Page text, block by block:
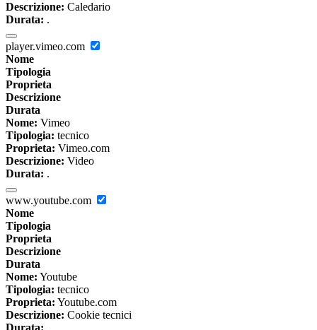
Descrizione: Caledario
Durata: .
player.vimeo.com
Nome
Tipologia
Proprieta
Descrizione
Durata
Nome: Vimeo
Tipologia: tecnico
Proprieta: Vimeo.com
Descrizione: Video
Durata: .
www.youtube.com
Nome
Tipologia
Proprieta
Descrizione
Durata
Nome: Youtube
Tipologia: tecnico
Proprieta: Youtube.com
Descrizione: Cookie tecnici
Durata: .